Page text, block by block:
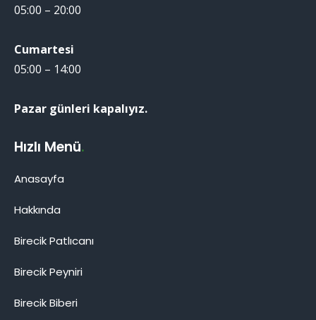
05:00 – 20:00
Cumartesi
05:00 – 14:00
Pazar günleri kapalıyız.
Hızlı Menü.
Anasayfa
Hakkında
Birecik Patlıcanı
Birecik Peyniri
Birecik Biberi